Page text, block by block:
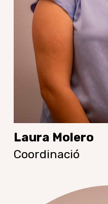
Laura Molero
Coordinació